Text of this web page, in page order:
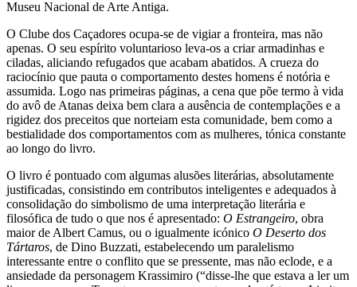
Museu Nacional de Arte Antiga.
O Clube dos Caçadores ocupa-se de vigiar a fronteira, mas não
apenas. O seu espírito voluntarioso leva-os a criar armadinhas e
ciladas, aliciando refugados que acabam abatidos. A crueza do
raciocínio que pauta o comportamento destes homens é notória e
assumida. Logo nas primeiras páginas, a cena que põe termo à vida
do avô de Atanas deixa bem clara a ausência de contemplações e a
rigidez dos preceitos que norteiam esta comunidade, bem como a
bestialidade dos comportamentos com as mulheres, tónica constante
ao longo do livro.
O livro é pontuado com algumas alusões literárias, absolutamente
justificadas, consistindo em contributos inteligentes e adequados à
consolidação do simbolismo de uma interpretação literária e
filosófica de tudo o que nos é apresentado: O Estrangeiro, obra
maior de Albert Camus, ou o igualmente icónico O Deserto dos
Tártaros, de Dino Buzzati, estabelecendo um paralelismo
interessante entre o conflito que se pressente, mas não eclode, e a
ansiedade da personagem Krassimiro (“disse-lhe que estava a ler um